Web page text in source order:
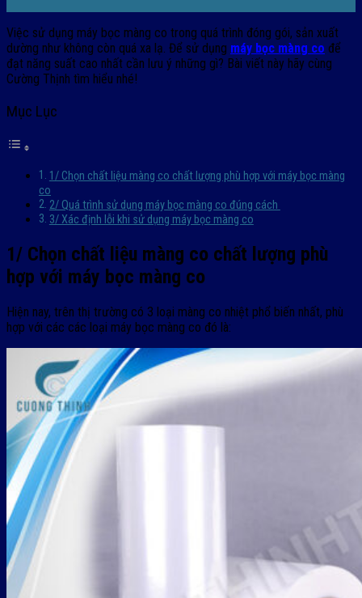
Việc sử dụng máy bọc màng co trong quá trình đóng gói, sản xuất
dường như không còn quá xa lạ. Để sử dụng máy bọc màng co để
đạt năng suất cao nhất cần lưu ý những gì? Bài viết này hãy cùng
Cường Thịnh tìm hiểu nhé!
Mục Lục
1/ Chọn chất liệu màng co chất lượng phù hợp với máy bọc màng
co
2/ Quá trình sử dụng máy bọc màng co đúng cách
3/ Xác định lỗi khi sử dụng máy bọc màng co
1/ Chọn chất liệu màng co chất lượng phù
hợp với máy bọc màng co
Hiện nay, trên thị trường có 3 loại màng co nhiệt phổ biến nhất, phù
hợp với các các loại máy bọc màng co đó là: